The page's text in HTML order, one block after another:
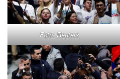
Foto: Reuters